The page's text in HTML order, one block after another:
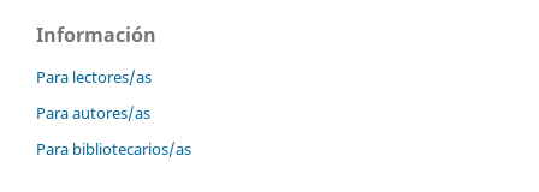
Información
Para lectores/as
Para autores/as
Para bibliotecarios/as